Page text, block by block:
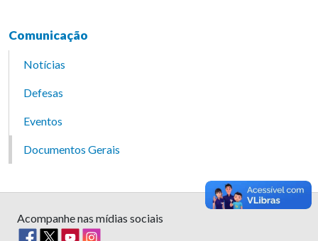
Comunicação
Notícias
Defesas
Eventos
Documentos Gerais
Acompanhe nas mídias sociais